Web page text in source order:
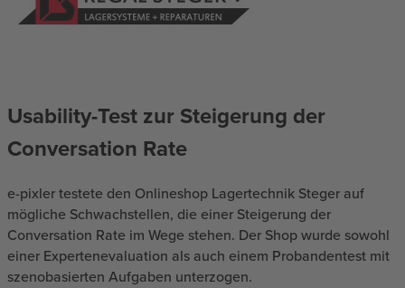
Usability-Test zur Steigerung der
Conversation Rate
e-pixler testete den Onlineshop Lagertechnik Steger auf
mögliche Schwachstellen, die einer Steigerung der
Conversation Rate im Wege stehen. Der Shop wurde sowohl
einer Expertenevaluation als auch einem Probandentest mit
szenobasierten Aufgaben unterzogen.